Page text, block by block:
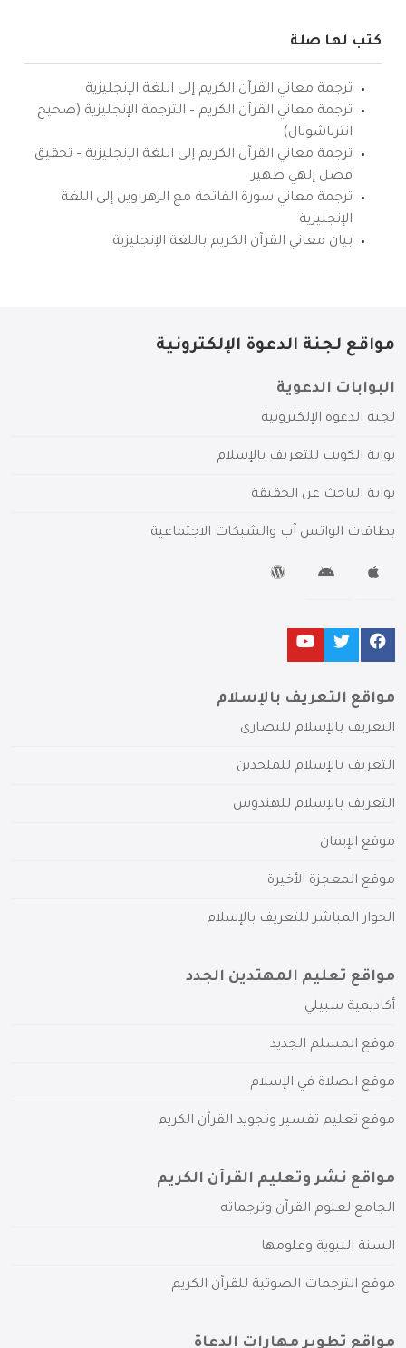
كتب لها صلة
ترجمة معاني القرآن الكريم إلى اللغة الإنجليزية
ترجمة معاني القرآن الكريم – الترجمة الإنجليزية (صحيح
انترناشونال)
ترجمة معاني القرآن الكريم إلى اللغة الإنجليزية – تحقيق
فضل إلهي ظهير
ترجمة معاني سورة الفاتحة مع الزهراوين إلى اللغة
الإنجليزية
بيان معاني القرآن الكريم باللغة الإنجليزية
مواقع لجنة الدعوة الإلكترونية
البوابات الدعوية
لجنة الدعوة الإلكترونية
بوابة الكويت للتعريف بالإسلام
بوابة الباحث عن الحقيقة
بطاقات الواتس آب والشبكات الاجتماعية
مواقع التعريف بالإسلام
التعريف بالإسلام للنصارى
التعريف بالإسلام للملحدين
التعريف بالإسلام للهندوس
موقع الإيمان
موقع المعجزة الأخيرة
الحوار المباشر للتعريف بالإسلام
مواقع تعليم المهتدين الجدد
أكاديمية سبيلي
موقع المسلم الجديد
موقع الصلاة في الإسلام
موقع تعليم تفسير وتجويد القرآن الكريم
مواقع نشر وتعليم القرآن الكريم
الجامع لعلوم القرآن وترجماته
السنة النبوية وعلومها
موقع الترجمات الصوتية للقرآن الكريم
مواقع تطوير مهارات الدعاة